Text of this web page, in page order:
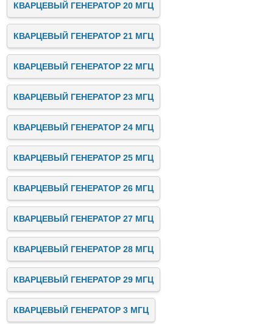
КВАРЦЕВЫЙ ГЕНЕРАТОР 20 МГЦ
КВАРЦЕВЫЙ ГЕНЕРАТОР 21 МГЦ
КВАРЦЕВЫЙ ГЕНЕРАТОР 22 МГЦ
КВАРЦЕВЫЙ ГЕНЕРАТОР 23 МГЦ
КВАРЦЕВЫЙ ГЕНЕРАТОР 24 МГЦ
КВАРЦЕВЫЙ ГЕНЕРАТОР 25 МГЦ
КВАРЦЕВЫЙ ГЕНЕРАТОР 26 МГЦ
КВАРЦЕВЫЙ ГЕНЕРАТОР 27 МГЦ
КВАРЦЕВЫЙ ГЕНЕРАТОР 28 МГЦ
КВАРЦЕВЫЙ ГЕНЕРАТОР 29 МГЦ
КВАРЦЕВЫЙ ГЕНЕРАТОР 3 МГЦ